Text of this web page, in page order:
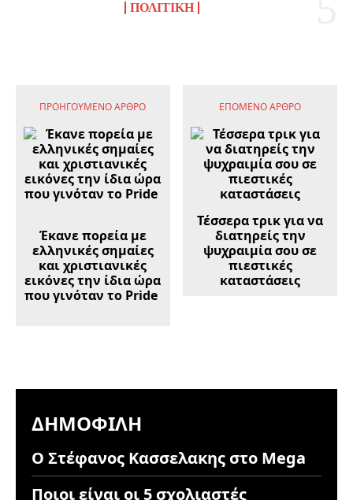
ΠΟΛΙΤΙΚΉ
ΠΡΟΗΓΟΎΜΕΝΟ ΆΡΘΡΟ
Έκανε πορεία με
ελληνικές σημαίες
και χριστιανικές
εικόνες την ίδια ώρα
που γινόταν το Pride
ΕΠΌΜΕΝΟ ΆΡΘΡΟ
Τέσσερα τρικ για να
διατηρείς την
ψυχραιμία σου σε
πιεστικές
καταστάσεις
ΔΗΜΟΦΙΛΉ
Ο Στέφανος Κασσελακης στο Mega
Ποιοι είναι οι 5 σχολιαστές